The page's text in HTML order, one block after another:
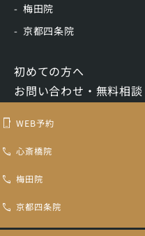
梅田院
京都四条院
初めての方へ
お問い合わせ・無料相談
LINE予約
トキコクリニック認定再生医療等委員会
プライバシーポリシー
WEB予約
心斎橋院
梅田院
京都四条院